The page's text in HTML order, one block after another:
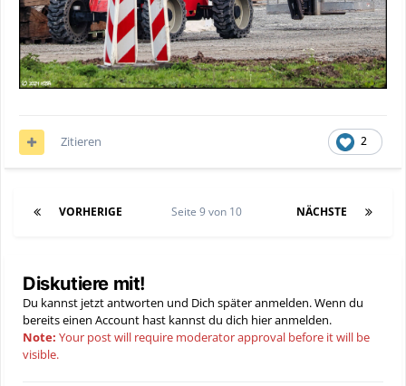
2
Zitieren
VORHERIGE NÄCHSTE
Seite 9 von 10
Diskutiere mit!
Du kannst jetzt antworten und Dich später anmelden. Wenn du
bereits einen Account hast kannst du dich hieranmelden.
Note: Your post will require moderator approval before it will be
visible.